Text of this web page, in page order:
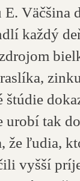
E. Väčšina
každý
štúdie
urobí tak
že ľudia,
vyšší